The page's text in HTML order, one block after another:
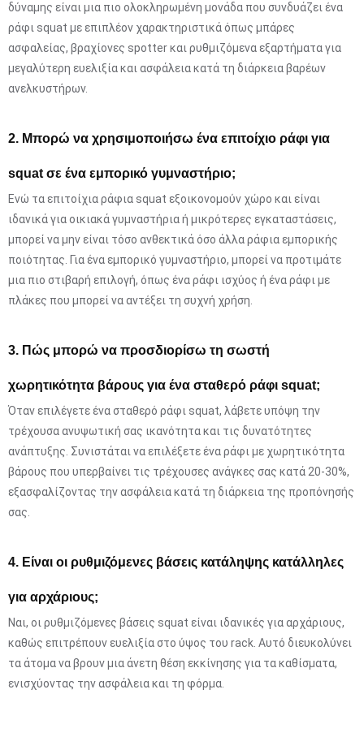
δύναμης είναι μια πιο ολοκληρωμένη μονάδα που συνδυάζει ένα
ράφι squat με επιπλέον χαρακτηριστικά όπως μπάρες
ασφαλείας, βραχίονες spotter και ρυθμιζόμενα εξαρτήματα για
μεγαλύτερη ευελιξία και ασφάλεια κατά τη διάρκεια βαρέων
ανελκυστήρων.
2. Μπορώ να χρησιμοποιήσω ένα επιτοίχιο ράφι για
squat σε ένα εμπορικό γυμναστήριο;
Ενώ τα επιτοίχια ράφια squat εξοικονομούν χώρο και είναι
ιδανικά για οικιακά γυμναστήρια ή μικρότερες εγκαταστάσεις,
μπορεί να μην είναι τόσο ανθεκτικά όσο άλλα ράφια εμπορικής
ποιότητας. Για ένα εμπορικό γυμναστήριο, μπορεί να προτιμάτε
μια πιο στιβαρή επιλογή, όπως ένα ράφι ισχύος ή ένα ράφι με
πλάκες που μπορεί να αντέξει τη συχνή χρήση.
3. Πώς μπορώ να προσδιορίσω τη σωστή
χωρητικότητα βάρους για ένα σταθερό ράφι squat;
Όταν επιλέγετε ένα σταθερό ράφι squat, λάβετε υπόψη την
τρέχουσα ανυψωτική σας ικανότητα και τις δυνατότητες
ανάπτυξης. Συνιστάται να επιλέξετε ένα ράφι με χωρητικότητα
βάρους που υπερβαίνει τις τρέχουσες ανάγκες σας κατά 20-30%,
εξασφαλίζοντας την ασφάλεια κατά τη διάρκεια της προπόνησής
σας.
4. Είναι οι ρυθμιζόμενες βάσεις κατάληψης κατάλληλες
για αρχάριους;
Ναι, οι ρυθμιζόμενες βάσεις squat είναι ιδανικές για αρχάριους,
καθώς επιτρέπουν ευελιξία στο ύψος του rack. Αυτό διευκολύνει
τα άτομα να βρουν μια άνετη θέση εκκίνησης για τα καθίσματα,
ενισχύοντας την ασφάλεια και τη φόρμα.